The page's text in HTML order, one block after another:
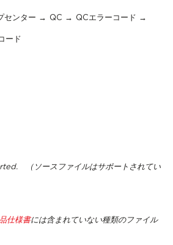
センター QC QCエラーコード
ード
（ソースファイルはサポートされてい
仕様書には含まれていない種類のファイル